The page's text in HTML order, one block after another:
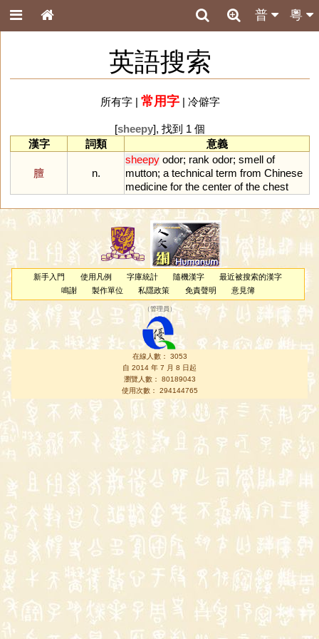
粵
普
英語搜索
所有字| 常用字| 冷僻字
[sheepy], 找到 1 個
漢字
詞類 意義
膻 n.
sheepy odor; rank odor; smell of
mutton; a technical term from Chinese
medicine for the center of the chest
新手入門 使用凡例 字庫統計 隨機漢字
最近被搜索的漢字
鳴謝
製作單位 私隱政策 免責聲明 意見簿
（管理員 ）
在線人數： 3053
自 2014 年 7 月 8 日起
瀏覽人數： 80189043
使用次數： 294144765